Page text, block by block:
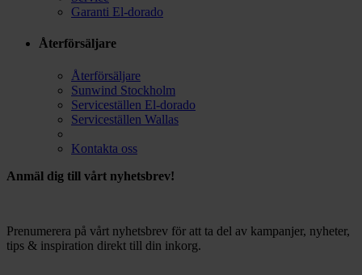
Garanti El-dorado
Återförsäljare
Återförsäljare
Sunwind Stockholm
Serviceställen El-dorado
Serviceställen Wallas
Kontakta oss
Anmäl dig till vårt nyhetsbrev!
Prenumerera på vårt nyhetsbrev för att ta del av kampanjer, nyheter,
tips & inspiration direkt till din inkorg.